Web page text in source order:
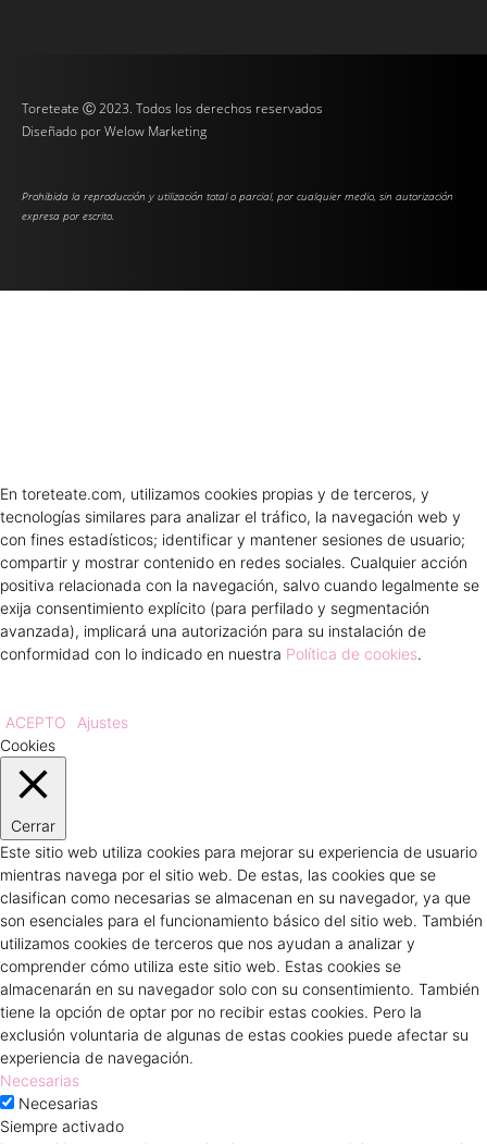
Toreteate Ⓒ 2023. Todos los derechos reservados
Diseñado porWelow Marketing
Prohibida la reproducción y utilización total o parcial, por cualquier medio, sin autorización
expresa por escrito.
En toreteate.com, utilizamos cookies propias y de terceros, y
tecnologías similares para analizar el tráfico, la navegación web y
con fines estadísticos; identificar y mantener sesiones de usuario;
compartir y mostrar contenido en redes sociales. Cualquier acción
positiva relacionada con la navegación, salvo cuando legalmente se
exija consentimiento explícito (para perfilado y segmentación
avanzada), implicará una autorización para su instalación de
conformidad con lo indicado en nuestra Política de cookies.
ACEPTO
Ajustes
Cookies
Cerrar
Este sitio web utiliza cookies para mejorar su experiencia de usuario
mientras navega por el sitio web. De estas, las cookies que se
clasifican como necesarias se almacenan en su navegador, ya que
son esenciales para el funcionamiento básico del sitio web. También
utilizamos cookies de terceros que nos ayudan a analizar y
comprender cómo utiliza este sitio web. Estas cookies se
almacenarán en su navegador solo con su consentimiento. También
tiene la opción de optar por no recibir estas cookies. Pero la
exclusión voluntaria de algunas de estas cookies puede afectar su
experiencia de navegación.
Necesarias
Necesarias
Siempre activado